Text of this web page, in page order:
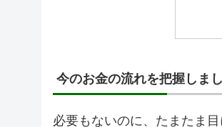
今のお金の流れを把握しま
必要もないのに、たまたま